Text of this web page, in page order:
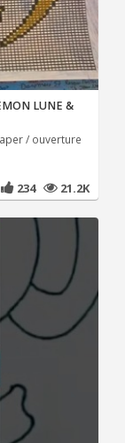
LUNE &
/ ouverture
234 21.2K